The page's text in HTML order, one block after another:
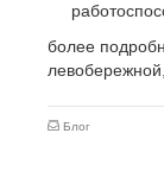
более
Блог